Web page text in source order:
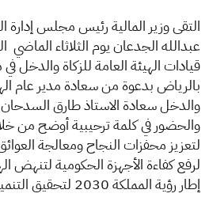
التقى وزير المالية رئيس مجلس إدارة
قيادات الهيئة العامة للزكاة والدخل
بالرياضبدعوة من سعادة مدير عام
والدخل سعادة الاستاذ طارق السدحان
والحضور في كلمة ترحيبية أوضح من
لتعزيز محفزات النجاح ومعالجة
لرفع كفاءة الأجهزة الحكومية لتنهض
إطار رؤية المملكة 2030 لتحقيق التنمية الشاملة والمستدامة.